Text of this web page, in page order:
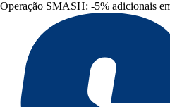
Operação SMASH: -5% adicionais